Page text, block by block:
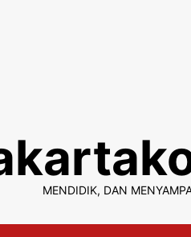
content
MENDIDIK, DAN